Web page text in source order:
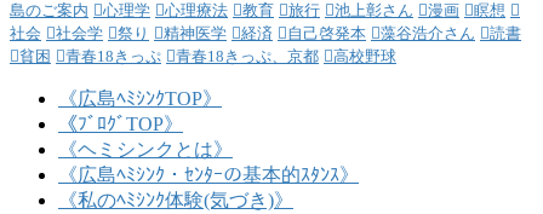
島のご案内
心理学 心理療法 教育 旅行 池上彰さん 漫画
瞑想
社会
社会学 祭り 精神医学 経済 自己啓発本 藻谷浩介さん
読書
貧困
青春18きっぷ 青春18きっぷ、京都 高校野球
《広島ﾍﾐｼﾝｸTOP》
《ﾌﾞﾛｸﾞTOP》
《ヘミシンクとは》
《広島ﾍﾐｼﾝｸ・ｾﾝﾀｰの基本的ｽﾀﾝｽ》
《私のﾍﾐｼﾝｸ体験(気づき)》